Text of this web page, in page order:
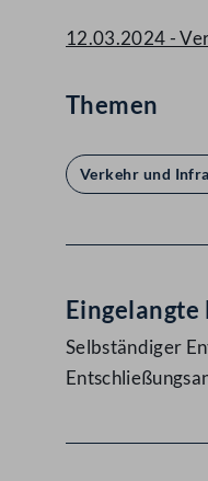
12.03.2024 -
Themen
Verkehr und
Selbständiger